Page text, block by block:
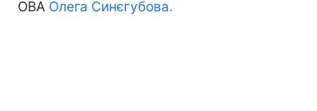
ОВА Олега Синєгубова.